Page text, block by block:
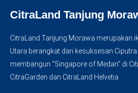
CitraLand Tanjung
CitraLand Tanjung Morawa merupakan
Utara berangkat dari kesuksesan
membangun “Singapore of Medan” di
CitraGarden dan CitraLand Helvetia